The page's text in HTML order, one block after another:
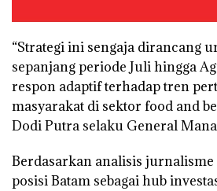
“Strategi ini sengaja dirancang
sepanjang periode Juli hingga
respon adaptif terhadap tren
masyarakat di sektor food and
Dodi Putra selaku General
Berdasarkan analisis
posisi Batam sebagai hub